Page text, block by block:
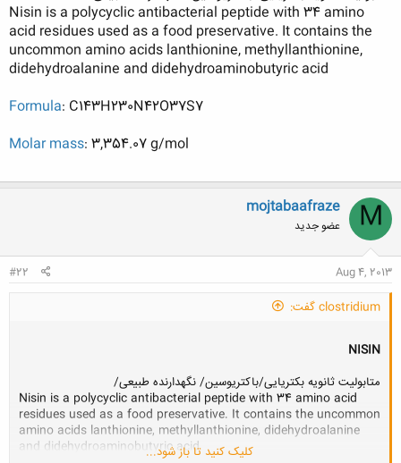
Nisin is a polycyclic antibacterial peptide with 34 amino
acid residues used as a food preservative. It contains the
uncommon amino acids lanthionine, methyllanthionine,
didehydroalanine and didehydroaminobutyric acid
Formula: C143H230N42O37S7
Molar mass: 3,354.07 g/mol
M
mojtabaafraze
عضو جدید
Aug 4, 2013
#22
clostridium گفت:
NISIN
متابولیت ثانویه بکتریایی/باکتریوسین/ نگهدارنده طبیعی/
Nisin is a polycyclic antibacterial peptide with 34 amino acid
residues used as a food preservative. It contains the uncommon
amino acids lanthionine, methyllanthionine, didehydroalanine
and didehydroaminobutyric acidکلیک کنید تا باز شود...